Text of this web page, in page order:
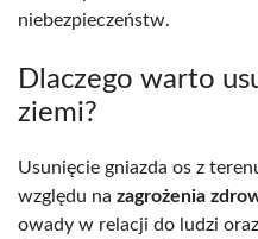
niebezpieczeństw.
Dlaczego warto
ziemi?
Usunięcie gniazda os z
względu na zagrożenia
owady w relacji do ludzi